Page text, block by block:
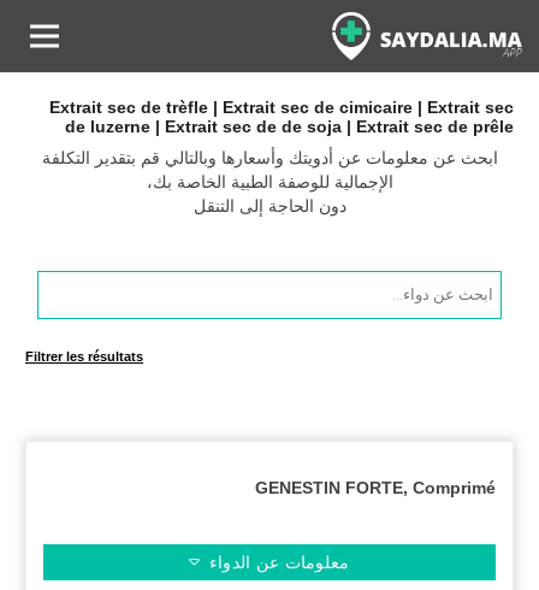
Extrait sec de trèfle | Extrait sec de cimicaire | Extrait sec
de luzerne | Extrait sec de de soja | Extrait sec de prêle
ابحث عن معلومات عن أدويتك وأسعارها وبالتالي قم بتقدير التكلفة
الإجمالية للوصفة الطبية الخاصة بك،
دون الحاجة إلى التنقل
Products
search
Filtrer les résultats
GENESTIN FORTE, Comprimé
معلومات عن الدواء